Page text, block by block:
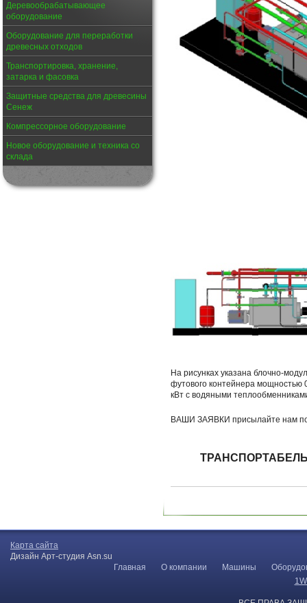
Деревообрабатывающее
оборудование
Оборудование для переработки
древесных отходов
Транспортировка, хранение,
затарка и фасовка
Защитные средства для древесины
Сенеж
Компрессорное оборудование
Новое оборудование и техника со
склада
На рисунках указана блочно-
футового контейнера мощностью
кВт с водяными
ВАШИ ЗАЯВКИ присылайте нам по
Карта сайта
Дизайн Арт-студия Asn.su
Главная
О компании Машины